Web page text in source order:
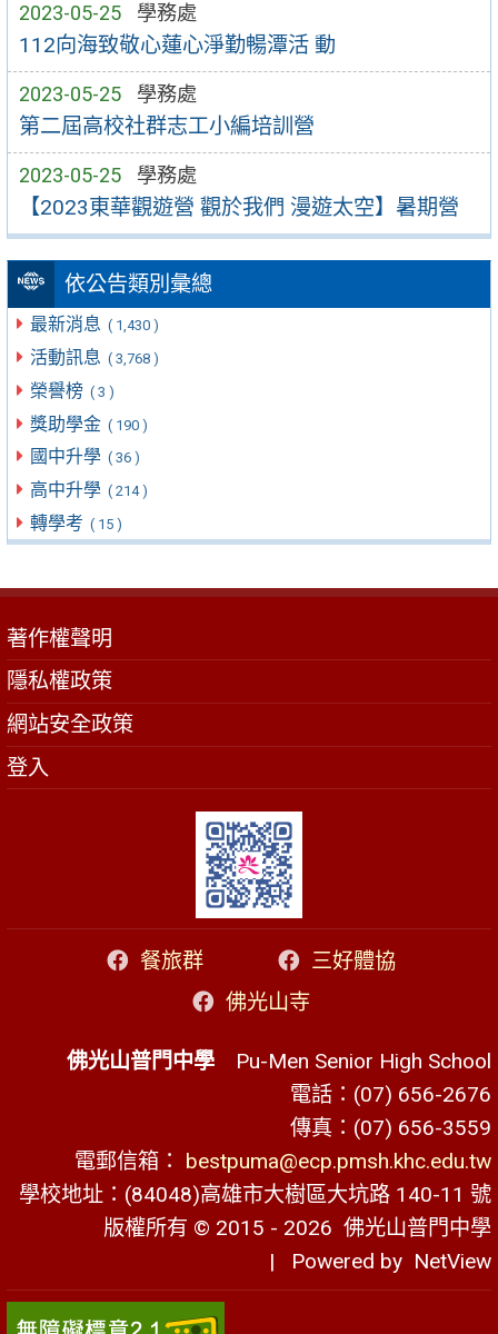
2023-05-25 學務處
112向海致敬心蓮心淨勤暢潭活 動
2023-05-25 學務處
第二屆高校社群志工小編培訓營
2023-05-25 學務處
【2023東華觀遊營 觀於我們 漫遊太空】暑期營
依公告類別彙總
最新消息 ( 1,430 )
活動訊息 ( 3,768 )
榮譽榜 ( 3 )
獎助學金 ( 190 )
國中升學 ( 36 )
高中升學 ( 214 )
轉學考 ( 15 )
著作權聲明
隱私權政策
網站安全政策
登入
餐旅群
三好體協
佛光山寺
佛光山普門中學 Pu-Men Senior High School
電話：(07) 656-2676
傳真：(07) 656-3559
電郵信箱： bestpuma@ecp.pmsh.khc.edu.tw
學校地址：(84048)高雄市大樹區大坑路 140-11 號
版權所有 © 2015 - 2026 佛光山普門中學
| Powered by NetView